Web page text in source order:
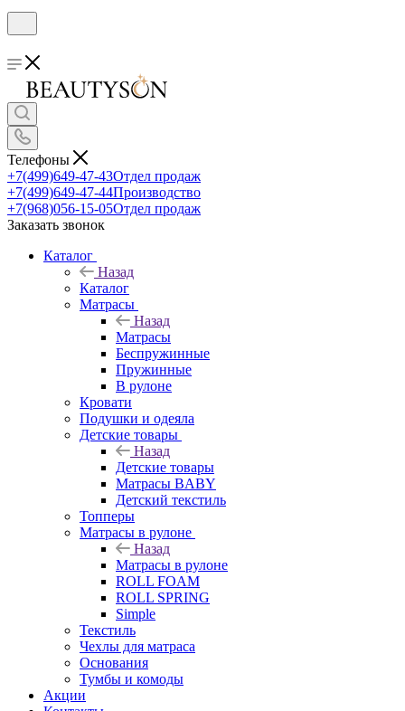
Телефоны
+7(499)649-47-43Отдел продаж
+7(499)649-47-44Производство
+7(968)056-15-05Отдел продаж
Заказать звонок
Каталог
Назад
Каталог
Матрасы
Назад
Матрасы
Беспружинные
Пружинные
В рулоне
Кровати
Подушки и одеяла
Детские товары
Назад
Детские товары
Матрасы BABY
Детский текстиль
Топперы
Матрасы в рулоне
Назад
Матрасы в рулоне
ROLL FOAM
ROLL SPRING
Simple
Текстиль
Чехлы для матраса
Основания
Тумбы и комоды
Акции